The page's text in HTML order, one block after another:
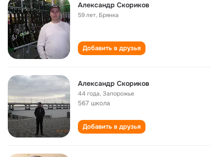
Александр Скориков
59 лет, Брянка
Добавить в друзья
Александр Скориков
44 года,Запорожье
567 школа
Добавить в друзья